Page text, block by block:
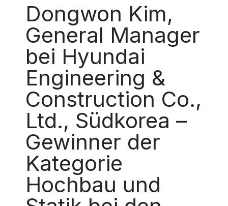
Dongwon Kim,
General Manager
bei Hyundai
Engineering &
Construction Co.,
Ltd., Südkorea –
Gewinner der
Kategorie
Hochbau und